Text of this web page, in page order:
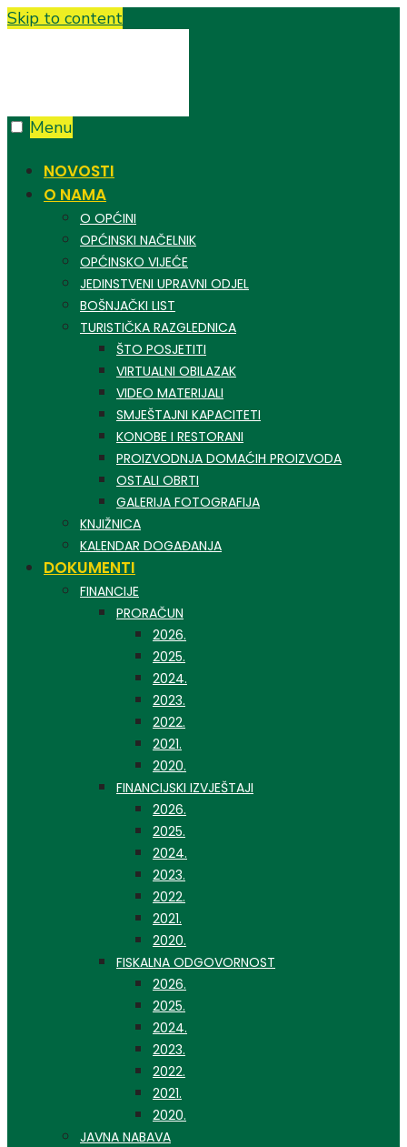
Skip to content
Menu
NOVOSTI
O NAMA
O OPĆINI
OPĆINSKI NAČELNIK
OPĆINSKO VIJEĆE
JEDINSTVENI UPRAVNI ODJEL
BOŠNJAČKI LIST
TURISTIČKA RAZGLEDNICA
ŠTO POSJETITI
VIRTUALNI OBILAZAK
VIDEO MATERIJALI
SMJEŠTAJNI KAPACITETI
KONOBE I RESTORANI
PROIZVODNJA DOMAĆIH PROIZVODA
OSTALI OBRTI
GALERIJA FOTOGRAFIJA
KNJIŽNICA
KALENDAR DOGAĐANJA
DOKUMENTI
FINANCIJE
PRORAČUN
2026.
2025.
2024.
2023.
2022.
2021.
2020.
FINANCIJSKI IZVJEŠTAJI
2026.
2025.
2024.
2023.
2022.
2021.
2020.
FISKALNA ODGOVORNOST
2026.
2025.
2024.
2023.
2022.
2021.
2020.
JAVNA NABAVA